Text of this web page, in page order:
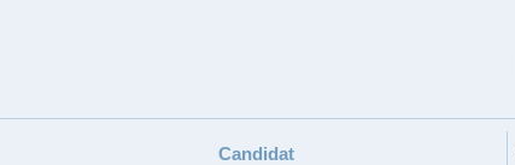
Candidat